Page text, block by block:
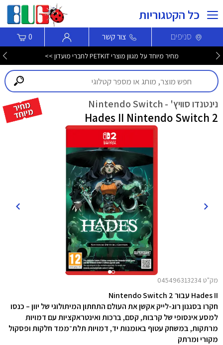
כל הקטגוריות
סניפים צור קשר 0
מחיר מיוחד על מגוון מוצרי PETKIT לחברי מועדון >>
נינטנדו סוויץ' - Nintendo Switch
Hades II Nintendo Switch 2
מק"ט 045496313234
Hades II עבור Nintendo Switch 2
חקרו בסגנון רוג-לייק אקשן את העולם התחתון המיתולוגי של יוון – כנסו
למסע אינסופי של קרבות, קסם, ברכות ואינטראקציות עם דמויות
מרתקות, במשחק עטוף באומנות יד, דמויות תלת־ממד חלקות ופסקול
מקורי ומרתק